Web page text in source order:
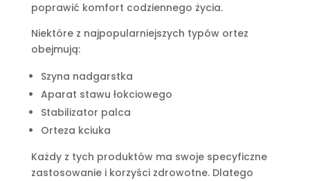
poprawić komfort codziennego życia.
Niektóre z najpopularniejszych typów ortez
obejmują:
Szyna nadgarstka
Aparat stawu łokciowego
Stabilizator palca
Orteza kciuka
Każdy z tych produktów ma swoje specyficzne
zastosowanie i korzyści zdrowotne. Dlatego